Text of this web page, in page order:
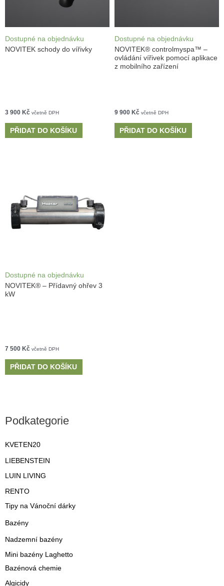
Podkategorie
KVETEN20
LIEBENSTEIN
LUIN LIVING
RENTO
Tipy na Vánoční dárky
Bazény
Nadzemní bazény
Mini bazény Laghetto
Bazénová chemie
Algicidy
Dostupné na objednávku
NOVITEK schody do vířivky
3 900 Kč včetně DPH
PŘIDAT DO KOŠÍKU
Dostupné na objednávku
NOVITEK® controlmyspa™ –
ovládání vířivek pomocí aplikace
z mobilního zařízení
9 900 Kč včetně DPH
PŘIDAT DO KOŠÍKU
Dostupné na objednávku
NOVITEK® – Přídavný ohřev 3
kW
7 500 Kč včetně DPH
PŘIDAT DO KOŠÍKU